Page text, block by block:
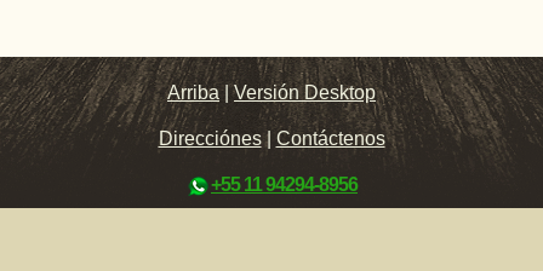
Arriba |Versión Desktop
Direcciónes| Contáctenos
+55 11 94294-8956